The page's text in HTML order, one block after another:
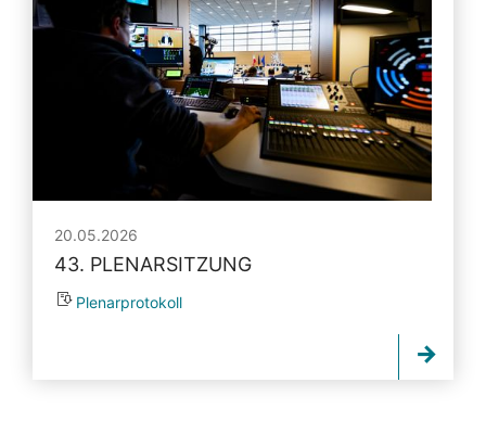
20.05.2026
43. PLENARSITZUNG
Plenarprotokoll